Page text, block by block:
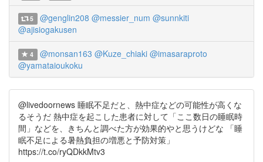
5 @genglin208 @messier_num @sunnkiti
@ajisiogakusen
4 @monsan163 @Kuze_chiaki @imasaraproto
@yamataioukoku
@livedoornews 睡眠不足だと、熱中症などの可能性が高くな
るそうだ 熱中症を起こした患者に対して「ここ数日の睡眠時
間」などを、きちんと調べた方が効果的やと思うけどな 「睡
眠不足による暑熱負担の増悪と予防対策」
https://t.co/ryQDkkMtv3